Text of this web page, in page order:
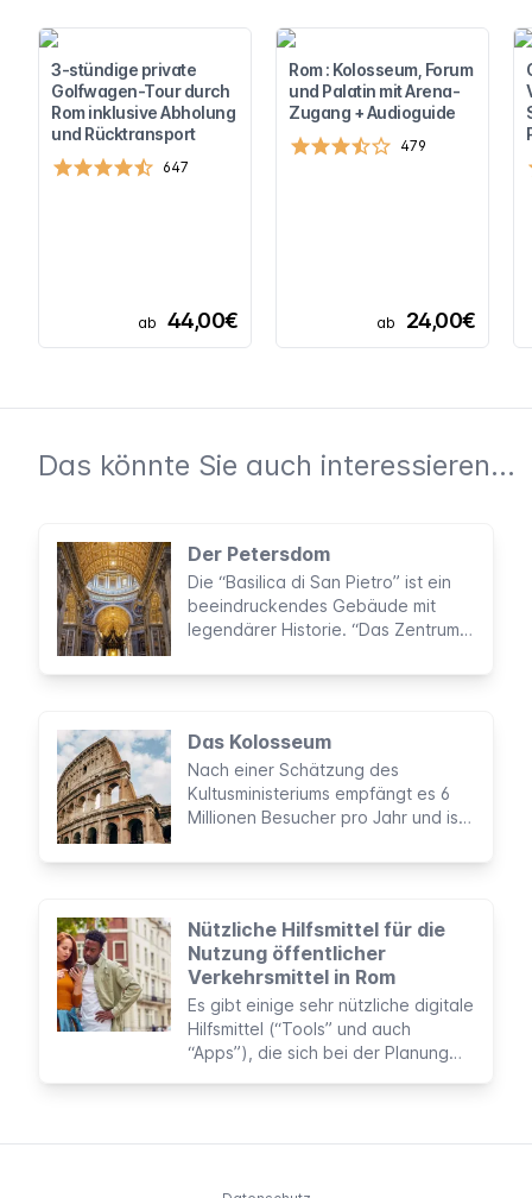
3-stündige private
Golfwagen-Tour durch
Rom inklusive Abholung
und Rücktransport
647
ab 44,00€
Rom : Kolosseum, Forum
und Palatin mit Arena-
Zugang + Audioguide
479
ab 24,00€
Das könnte Sie auch interessieren...
Der Petersdom
Die “Basilica di San Pietro” ist ein
beeindruckendes Gebäude mit
legendärer Historie. “Das Zentrum
im Inneren der imposanten Kirche
aller Welt besucht.
Das Kolosseum
Nach einer Schätzung des
Kultusministeriums empfängt es 6
Millionen Besucher pro Jahr und ist
Italiens. Aufgrund seiner Größe,
Weltwundern.
Nützliche Hilfsmittel für die
Nutzung öffentlicher
Verkehrsmittel in Rom
Es gibt einige sehr nützliche digitale
Hilfsmittel (“Tools” und auch
“Apps”), die sich bei der Planung
können. Um sie während deines